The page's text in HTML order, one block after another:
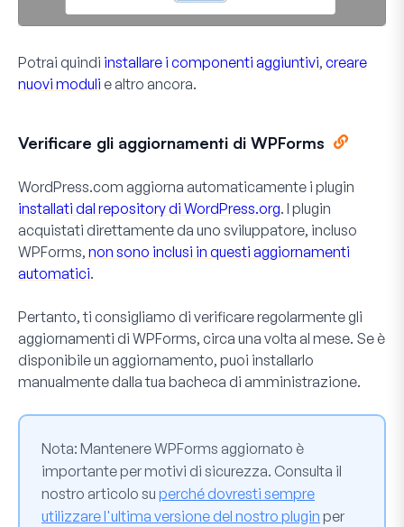
Potrai quindi installare i componenti aggiuntivi, creare
nuovi moduli e altro ancora.
Verificare gli aggiornamenti di WPForms
WordPress.com aggiorna automaticamente i plugin
installati dal repository di WordPress.org. I plugin
acquistati direttamente da uno sviluppatore, incluso
WPForms, non sono inclusi in questi aggiornamenti
automatici.
Pertanto, ti consigliamo di verificare regolarmente gli
aggiornamenti di WPForms, circa una volta al mese. Se è
disponibile un aggiornamento, puoi installarlo
manualmente dalla tua bacheca di amministrazione.
Nota: Mantenere WPForms aggiornato è
importante per motivi di sicurezza. Consulta il
nostro articolo su perché dovresti sempre
utilizzare l'ultima versione del nostro plugin per